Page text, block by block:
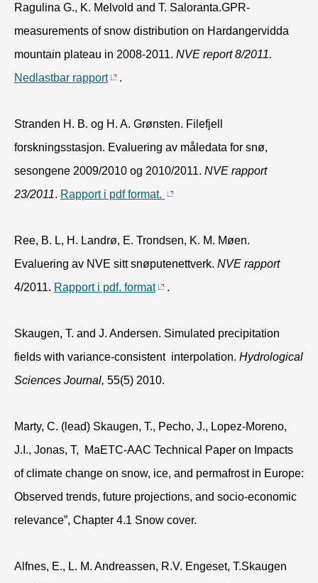
Ragulina G., K. Melvold and T. Saloranta.GPR-
measurements of snow distribution on Hardangervidda
mountain plateau in 2008-2011. NVE report 8/2011.
Nedlastbar rapport
.
Stranden H. B. og H. A. Grønsten. Filefjell
forskningsstasjon. Evaluering av måledata for snø,
sesongene 2009/2010 og 2010/2011. NVE rapport
23/2011. Rapport i pdf format.
Ree, B. L, H. Landrø, E. Trondsen, K. M. Møen.
Evaluering av NVE sitt snøputenettverk. NVE rapport
4/2011. Rapport i pdf. format .
Skaugen, T. and J. Andersen. Simulated precipitation
fields with variance-consistent interpolation. Hydrological
Sciences Journal, 55(5) 2010.
Marty, C. (lead) Skaugen, T., Pecho, J., Lopez-Moreno,
J.I., Jonas, T, MaETC-AAC Technical Paper on Impacts
of climate change on snow, ice, and permafrost in Europe:
Observed trends, future projections, and socio-economic
relevance”, Chapter 4.1 Snow cover.
Alfnes, E., L. M. Andreassen, R.V. Engeset, T.Skaugen